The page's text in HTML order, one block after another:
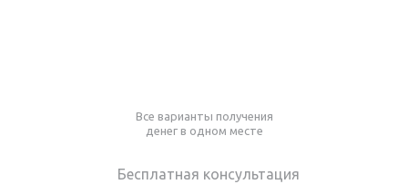
Все варианты получения
денег в одном месте
Бесплатная консультация